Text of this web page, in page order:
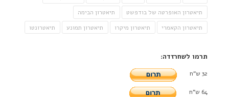
תיאטרון האופרטה של בודפשט
תיאטרון הבימה
תיאטרון הקאמרי
תיאטרון מיקרו תיאטרון תמונע תיאטרונטו
תרמו לשחרזדה:
32 ש"ח
64 ש"ח